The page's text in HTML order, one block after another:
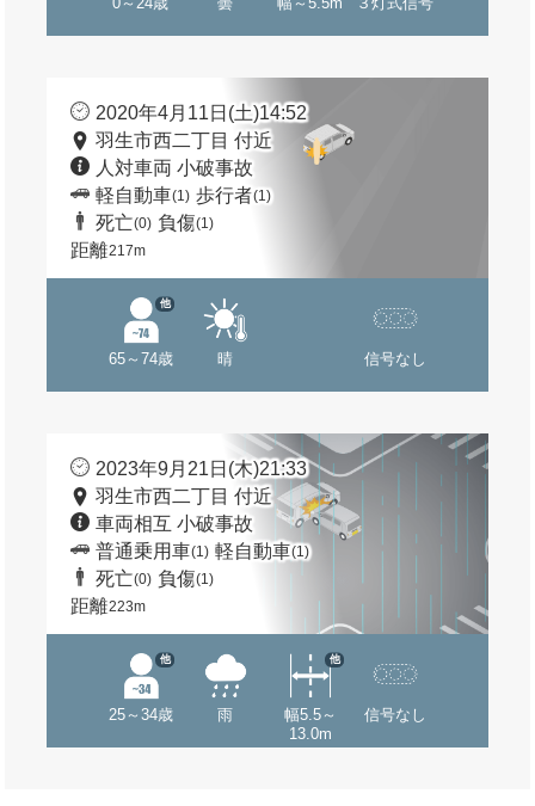
2020年4月11日(土)14:52
羽生市西二丁目 付近
人対車両 小破事故
軽自動車(1) 歩行者(1)
死亡(0) 負傷(1)
距離217m
65～74歳
他
晴 信号なし
2023年9月21日(木)21:33
羽生市西二丁目 付近
車両相互 小破事故
普通乗用車(1) 軽自動車(1)
死亡(0) 負傷(1)
距離223m
25～34歳
他
雨
幅5.5～
13.0m
他
信号なし